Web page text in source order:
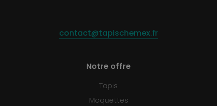
contact@tapischemex.fr
Notre offre
Tapis
Moquettes